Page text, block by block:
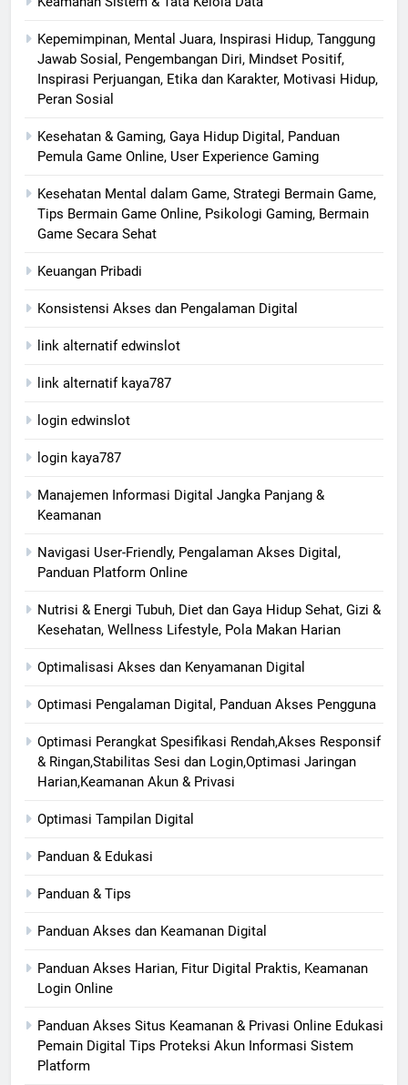
Kepemimpinan, Mental Juara, Inspirasi Hidup, Tanggung
Jawab Sosial, Pengembangan Diri, Mindset Positif,
Inspirasi Perjuangan, Etika dan Karakter, Motivasi Hidup,
Peran Sosial
Kesehatan & Gaming, Gaya Hidup Digital, Panduan
Pemula Game Online, User Experience Gaming
Kesehatan Mental dalam Game, Strategi Bermain Game,
Tips Bermain Game Online, Psikologi Gaming, Bermain
Game Secara Sehat
Keuangan Pribadi
Konsistensi Akses dan Pengalaman Digital
link alternatif edwinslot
link alternatif kaya787
login edwinslot
login kaya787
Manajemen Informasi Digital Jangka Panjang &
Keamanan
Navigasi User-Friendly, Pengalaman Akses Digital,
Panduan Platform Online
Nutrisi & Energi Tubuh, Diet dan Gaya Hidup Sehat, Gizi &
Kesehatan, Wellness Lifestyle, Pola Makan Harian
Optimalisasi Akses dan Kenyamanan Digital
Optimasi Pengalaman Digital, Panduan Akses Pengguna
Optimasi Perangkat Spesifikasi Rendah,Akses Responsif
& Ringan,Stabilitas Sesi dan Login,Optimasi Jaringan
Harian,Keamanan Akun & Privasi
Optimasi Tampilan Digital
Panduan & Edukasi
Panduan & Tips
Panduan Akses dan Keamanan Digital
Panduan Akses Harian, Fitur Digital Praktis, Keamanan
Login Online
Panduan Akses Situs Keamanan & Privasi Online Edukasi
Pemain Digital Tips Proteksi Akun Informasi Sistem
Platform